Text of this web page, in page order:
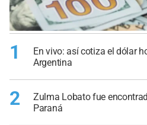
1
En vivo: así cotiza el dólar
Argentina
2
Zulma Lobato fue
Paraná